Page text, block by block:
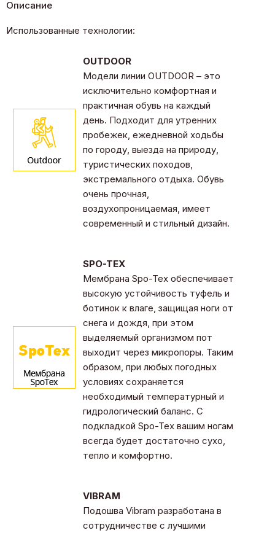
Описание
Использованные технологии:
OUTDOOR
Модели линии OUTDOOR – это
исключительно комфортная и
практичная обувь на каждый
день. Подходит для утренних
пробежек, ежедневной ходьбы
по городу, выезда на природу,
туристических походов,
экстремального отдыха. Обувь
очень прочная,
воздухопроницаемая, имеет
современный и стильный дизайн.
SPO-TEX
Мембрана Spo-Tex обеспечивает
высокую устойчивость туфель и
ботинок к влаге, защищая ноги от
снега и дождя, при этом
выделяемый организмом пот
выходит через микропоры. Таким
образом, при любых погодных
условиях сохраняется
необходимый температурный и
гидрологический баланс. С
подкладкой Spo-Tex вашим ногам
всегда будет достаточно сухо,
тепло и комфортно.
VIBRAM
Подошва Vibram разработана в
сотрудничестве с лучшими